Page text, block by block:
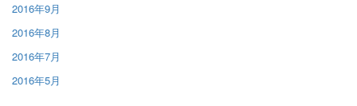
2016年9月
2016年8月
2016年7月
2016年5月